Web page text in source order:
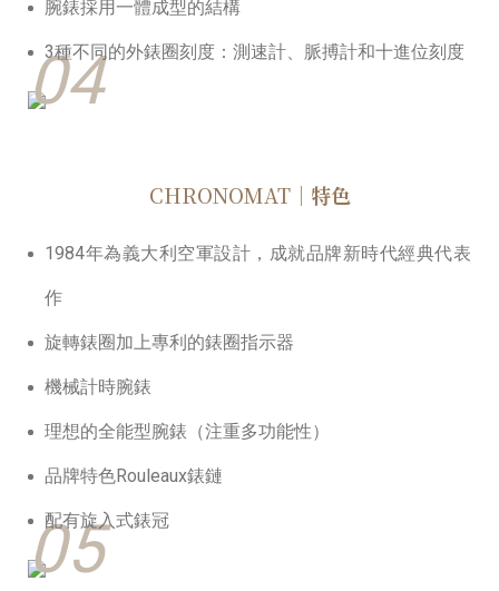
04
腕錶採⽤⼀體成型的結構
3種不同的外錶圈刻度：測速計、脈搏計和十進位刻度
05
CHRONOMAT｜特色
1984年為義大利空軍設計，成就品牌新時代經典代表
作
旋轉錶圈加上專利的錶圈指⽰器
機械計時腕錶
理想的全能型腕錶（注重多功能性）
品牌特⾊Rouleaux錶鏈
配有旋入式錶冠